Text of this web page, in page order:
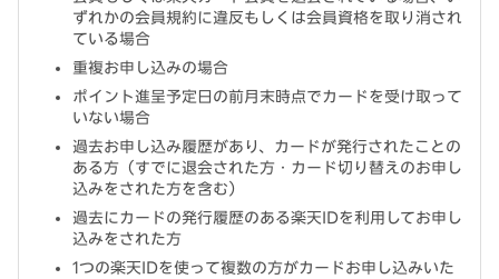
ずれかの会員規約に違反もしくは会員資格を取り消され
ている場合
重複お申し込みの場合
ポイント進呈予定日の前月末時点でカードを受け取って
いない場合
過去お申し込み履歴があり、カードが発行されたことの
ある方（すでに退会された方・カード切り替えのお申し
込みをされた方を含む）
過去にカードの発行履歴のある楽天IDを利用してお申し
込みをされた方
1つの楽天IDを使って複数の方がカードお申し込みいた